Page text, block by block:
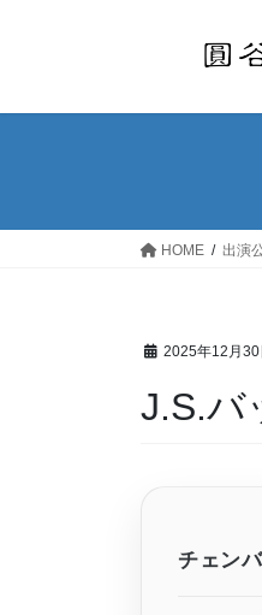
HOME 出演
2025年12月30
J.S.バ
チェン